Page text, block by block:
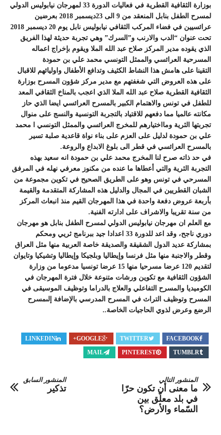
بوزارة الثقافية القطرية في فعاليات الدورة 33 لمهرجان نيابوليس الدولي
لمسرح الطفل بنابل المنعقد من 9 الى 23ديسمبر 2018 بعرضين
عرائسيين في فضاء المركب الثقافي نيابوليس نابل يوم 20 ديسمبر 2018
تحت عنوان “الدب والارنب و”السرك” وهي تجربة حديثة لهذا الفريق
الذي يقوده مدير المركز صلاح عبد الله الملا ويقوم بإخراج اعماله
المسرحية العرائسي والممثل التونسي محمد علي بن حمودة
التقينا على هامش هذا النشاط الكثيف وتدافع الأطفال واوليائهم للاقبال
على هذه العروض التي شغفتهم مع مدير مركز شؤون المسرح بوزارة
الثقافية القطرية صلاح عبد الله الملا الذي اعجب بالمناخ الثقافي المعد
للطفل في تونس والاهتمام الكبير بالمسرح العرائسي ايضا الذي حاز
مكانته عالميا مما دفعهم للاقتياد بالتجربة التونسية والنسج على منوال
تجربتها الثرية ومااختيارهم للمخرج العرائسي والممثل التونسي ا محمد
علي بن حمودة لدليل على العزم على بناء نواة قاعدية صلبة تسير
بالمسرح العرائسي في قطر الى بلوغ الابداع والروعة.
في حد ذاته صرح لنا المخرج محمد علي بن حمودة انه سعيد بهذه
التجربة الثرية والتي أعطاها ما عنده من مكنوز معرفي نهله في المرفق
المسرحي في تونس وهو على الطريق الصحيح في تكوين مجموعة من
الشبان القطريين في المجال والدليل هذه المشاركة المتقدمة والقيمة
بأربعة عروض دفعة واحدة في هذا المهرجان القيم منذ انبعاث المركز
من سنة تقريبا والاشراف على ادارته الفنية.
مع العلم ان مهرجان نيابوليس الدولي لمسرح الطفل بنابل هو مهرجان
دوري ناجح، وقد اعد للدورة 33 اعدادا جيد ببرنامج ثريي ومحكم
بمشاركة عديد الدول الشقيقة والصديقة خاصة العربية منها مثل العراق
وقطر والاجنبة منها مثل فرنسا وإيطاليا وبلجيكا وإيطاليا وتشيكيا وتايوان
لتقديم 120 عرضا مسرحيا منها 15 عرضا تونسيا مدعوما من وزارة
الشؤون الثقافية مع تكوين ورشات متنوعة خلال فترة المهرجان في
الكوميديا والمسرح التفاعلي والعلاج بالدراما وتوظيف الموسيقى في
المسرح وتوظيف التراث في المسرح المدرسي بالإضافة إلىمسرح
الرضع وعرض لذوي الحاجيات الخاصة..
FACEBOOK
TWITTER
GOOGLE+
LINKEDIN
TUMBLR
PINTEREST
MAIL
المنشور السابق
تذكير
المنشور التالي
ما معنى أن تكون حرّا
في بلد معلّق بين
السّماء والأرض؟